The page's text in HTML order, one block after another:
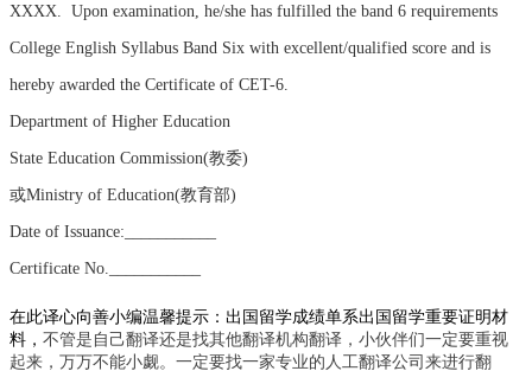
XXXX. Upon examination, he/she has fulfilled the band 6 requirements
College English Syllabus Band Six with excellent/qualified score and is
hereby awarded the Certificate of CET-6.
Department of Higher Education
State Education Commission(教委)
或Ministry of Education(教育部)
Date of Issuance:___________
Certificate No.___________
在此译心向善小编温馨提示：出国留学成绩单系出国留学重要证明材
料， 不管是自己翻译还是找其他翻译机构翻译，小伙伴们一定要重视
起来，万万不能小觑。一定要找一家专业的人工翻译公司 来进行翻